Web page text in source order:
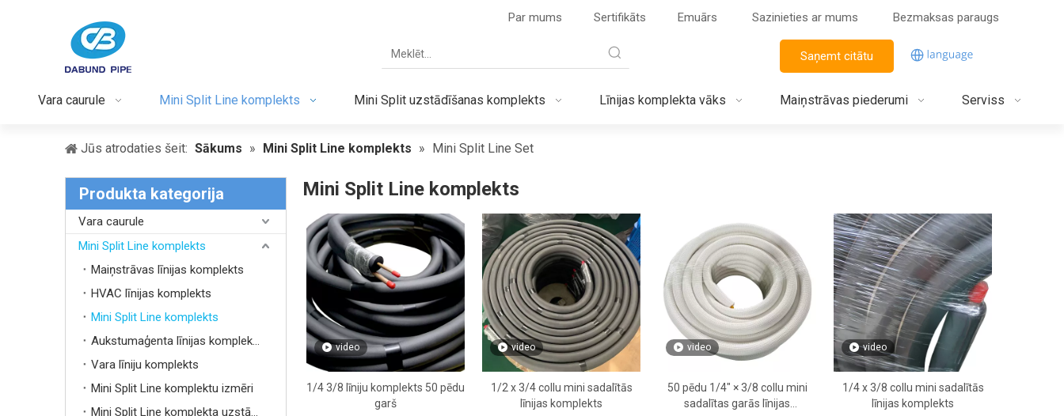
Par mums Sertifikāts Emuārs Sazinieties ar mums Bezmaksas paraugs
Saņemt citātu
Vara caurule Mini Split Line komplekts Mini Split uzstādīšanas komplekts Līnijas komplekta vāks Maiņstrāvas piederumi Serviss
Jūs atrodaties šeit: Sākums » Mini Split Line komplekts » Mini Split Line Set
Produkta kategorija
Vara caurule
Mini Split Line komplekts
Maiņstrāvas līnijas komplekts
HVAC līnijas komplekts
Mini Split Line komplekts
Aukstumaģenta līnijas komplekts
Vara līniju komplekts
Mini Split Line komplektu izmēri
Mini Split Line komplekta uzstādīšana
Mini Split Line komplekts
video
1/4 3/8 līniju komplekts 50 pēdu
garš
video
1/2 x 3/4 collu mini sadalītās
līnijas komplekts
video
50 pēdu 1/4″ × 3/8 collu mini
sadalītas garās līnijas
video
1/4 x 3/8 collu mini sadalītās
līnijas komplekts